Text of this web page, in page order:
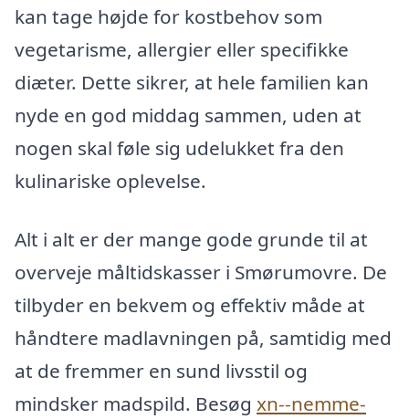
kan tage højde for kostbehov som
vegetarisme, allergier eller specifikke
diæter. Dette sikrer, at hele familien kan
nyde en god middag sammen, uden at
nogen skal føle sig udelukket fra den
kulinariske oplevelse.
Alt i alt er der mange gode grunde til at
overveje måltidskasser i Smørumovre. De
tilbyder en bekvem og effektiv måde at
håndtere madlavningen på, samtidig med
at de fremmer en sund livsstil og
mindsker madspild. Besøg xn--nemme-